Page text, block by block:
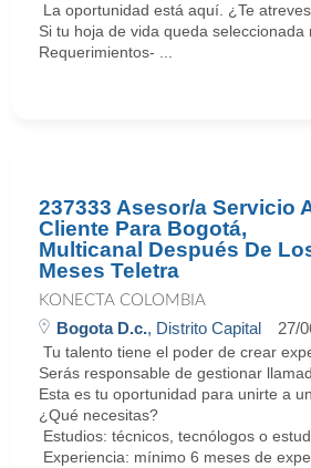
La oportunidad está aquí. ¿Te
Si tu hoja de vida queda
Requerimientos- ...
237333 Asesor/a Servicio
Cliente Para Bogotá,
Multicanal Después De
Meses Teletra
KONECTA COLOMBIA
Bogota D.c., Distrito Capital 27/
Tu talento tiene el poder de crear
Serás responsable de gestionar
Esta es tu oportunidad para unirte a
¿Qué necesitas?
Estudios: técnicos, tecnólogos o
Experiencia: mínimo 6 meses de